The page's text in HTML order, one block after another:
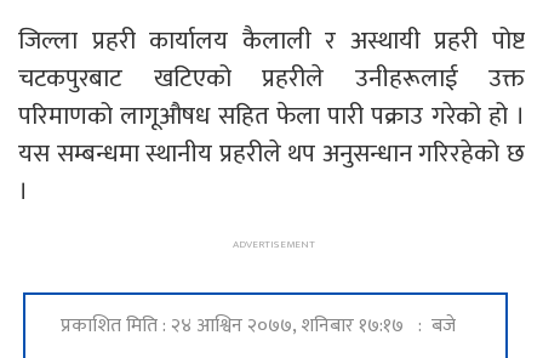
जिल्ला प्रहरी कार्यालय कैलाली र अस्थायी प्रहरी पोष्ट
चटकपुरबाट खटिएको प्रहरीले उनीहरूलाई उक्त
परिमाणको लागूऔषध सहित फेला पारी पक्राउ गरेको हो ।
यस सम्बन्धमा स्थानीय प्रहरीले थप अनुसन्धान गरिरहेको छ
।
प्रकाशित मिति : २४ आश्विन २०७७, शनिबार १७:१७ : बजे